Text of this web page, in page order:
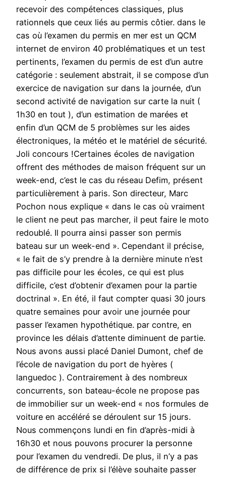
recevoir des compétences classiques, plus
rationnels que ceux liés au permis côtier. dans le
cas où l’examen du permis en mer est un QCM
internet de environ 40 problématiques et un test
pertinents, l’examen du permis de est d’un autre
catégorie : seulement abstrait, il se compose d’un
exercice de navigation sur dans la journée, d’un
second activité de navigation sur carte la nuit (
1h30 en tout ), d’un estimation de marées et
enfin d’un QCM de 5 problèmes sur les aides
électroniques, la météo et le matériel de sécurité.
Joli concours !Certaines écoles de navigation
offrent des méthodes de maison fréquent sur un
week-end, c’est le cas du réseau Defim, présent
particulièrement à paris. Son directeur, Marc
Pochon nous explique « dans le cas où vraiment
le client ne peut pas marcher, il peut faire le moto
redoublé. Il pourra ainsi passer son permis
bateau sur un week-end ». Cependant il précise,
« le fait de s’y prendre à la dernière minute n’est
pas difficile pour les écoles, ce qui est plus
difficile, c’est d’obtenir d’examen pour la partie
doctrinal ». En été, il faut compter quasi 30 jours
quatre semaines pour avoir une journée pour
passer l’examen hypothétique. par contre, en
province les délais d’attente diminuent de partie.
Nous avons aussi placé Daniel Dumont, chef de
l’école de navigation du port de hyères (
languedoc ). Contrairement à des nombreux
concurrents, son bateau-école ne propose pas
de immobilier sur un week-end « nos formules de
voiture en accéléré se déroulent sur 15 jours.
Nous commençons lundi en fin d’après-midi à
16h30 et nous pouvons procurer la personne
pour l’examen du vendredi. De plus, il n’y a pas
de différence de prix si l’élève souhaite passer